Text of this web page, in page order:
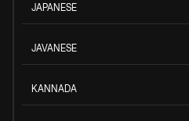
JAPANESE
JAVANESE
KANNADA